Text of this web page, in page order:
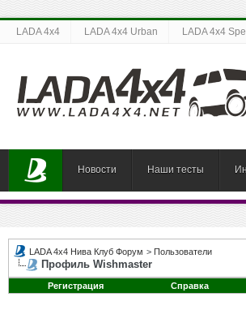
LADA 4x4 LADA 4x4 Urban LADA 4x4
Новости Наши тесты
LADA 4x4 Нива Клуб Форум > Пользователи
Профиль Wishmaster
Регистрация Справка